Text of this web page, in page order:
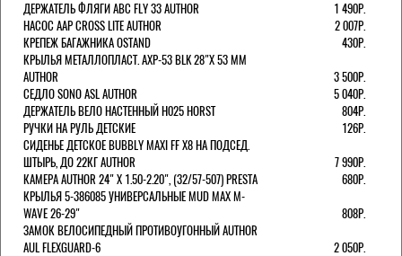
ДЕРЖАТЕЛЬ ФЛЯГИ АВС FLY 33 AUTHOR
1 490Р.
НАСОС AAP CROSS LITE AUTHOR
2 007Р.
КРЕПЕЖ БАГАЖНИКА OSTAND
430Р.
КРЫЛЬЯ МЕТАЛЛОПЛАСТ. AXP-53 BLK 28"Х 53 ММ
AUTHOR
3 500Р.
СЕДЛО SONO ASL AUTHOR
5 040Р.
ДЕРЖАТЕЛЬ ВЕЛО НАСТЕННЫЙ H025 HORST
804Р.
РУЧКИ НА РУЛЬ ДЕТСКИЕ
126Р.
СИДЕНЬЕ ДЕТСКОЕ BUBBLY MAXI FF X8 НА ПОДСЕД.
ШТЫРЬ, ДО 22КГ AUTHOR
7 990Р.
КАМЕРА AUTHOR 24" Х 1.50-2.20", (32/57-507) PRESTA
680Р.
КРЫЛЬЯ 5-386085 УНИВЕРСАЛЬНЫЕ MUD MAX M-
WAVE 26-29"
808Р.
ЗАМОК ВЕЛОСИПЕДНЫЙ ПРОТИВОУГОННЫЙ AUTHOR
AUL FLEXGUARD-6
2 050Р.